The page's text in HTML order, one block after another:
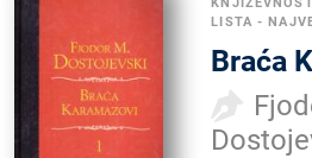
LISTA -
Braća